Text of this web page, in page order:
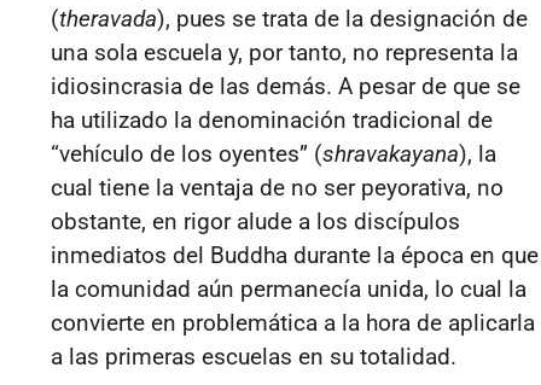
(theravada), pues se trata de la designación de
una sola escuela y, por tanto, no representa la
idiosincrasia de las demás. A pesar de que se
ha utilizado la denominación tradicional de
“vehículo de los oyentes” (shravakayana), la
cual tiene la ventaja de no ser peyorativa, no
obstante, en rigor alude a los discípulos
inmediatos del Buddha durante la época en que
la comunidad aún permanecía unida, lo cual la
convierte en problemática a la hora de aplicarla
a las primeras escuelas en su totalidad.